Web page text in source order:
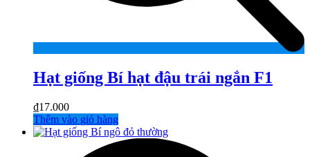
Hạt giống Bí hạt đậu trái ngắn F1
₫17.000
Thêm vào giỏ hàng